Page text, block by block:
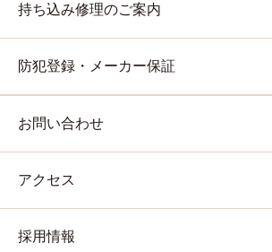
持ち込み修理のご案内
防犯登録・メーカー保証
お問い合わせ
アクセス
採用情報